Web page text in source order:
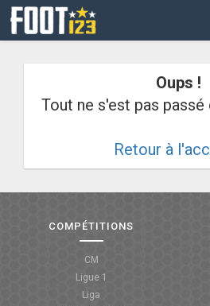
CM
Oups !
Tout ne s'est pas passé
Retour à
COMPÉTITIONS
CM
Ligue 1
Liga